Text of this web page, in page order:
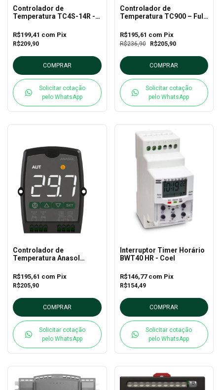
Controlador de
Temperatura TC4S-14R -
R$209,90
R$199,41 com Pix
COMPRAR
Solicitar cotação
pelo WhatsApp
Controlador de
Temperatura TC900 – Full
R$236,90 R$205,90
R$195,61 com Pix
COMPRAR
Solicitar cotação
pelo WhatsApp
Controlador de
Temperatura Anasol
R$205,90
R$195,61 com Pix
COMPRAR
Solicitar cotação
pelo WhatsApp
Interruptor Timer Horário
BWT40 HR - Coel
R$154,49
R$146,77 com Pix
COMPRAR
Solicitar cotação
pelo WhatsApp